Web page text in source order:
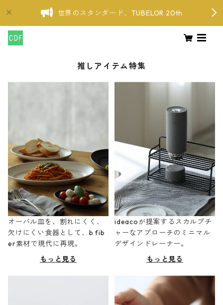
世界のスタンダード、TUBELOR 20th
推しアイテム特集
オーバル皿を、割れにくく、
欠けにくい食器として、b fib
er素材で現代に再現。
もっと見る
ideacoが提案するスカルプチ
ャーなアプローチのミニマル
デザインドレーナー。
もっと見る